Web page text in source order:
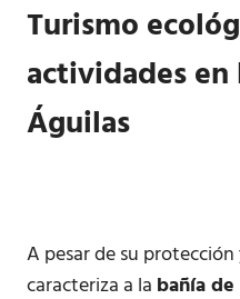
Turismo
actividades en
Águilas
A pesar de su
caracteriza a la bañía